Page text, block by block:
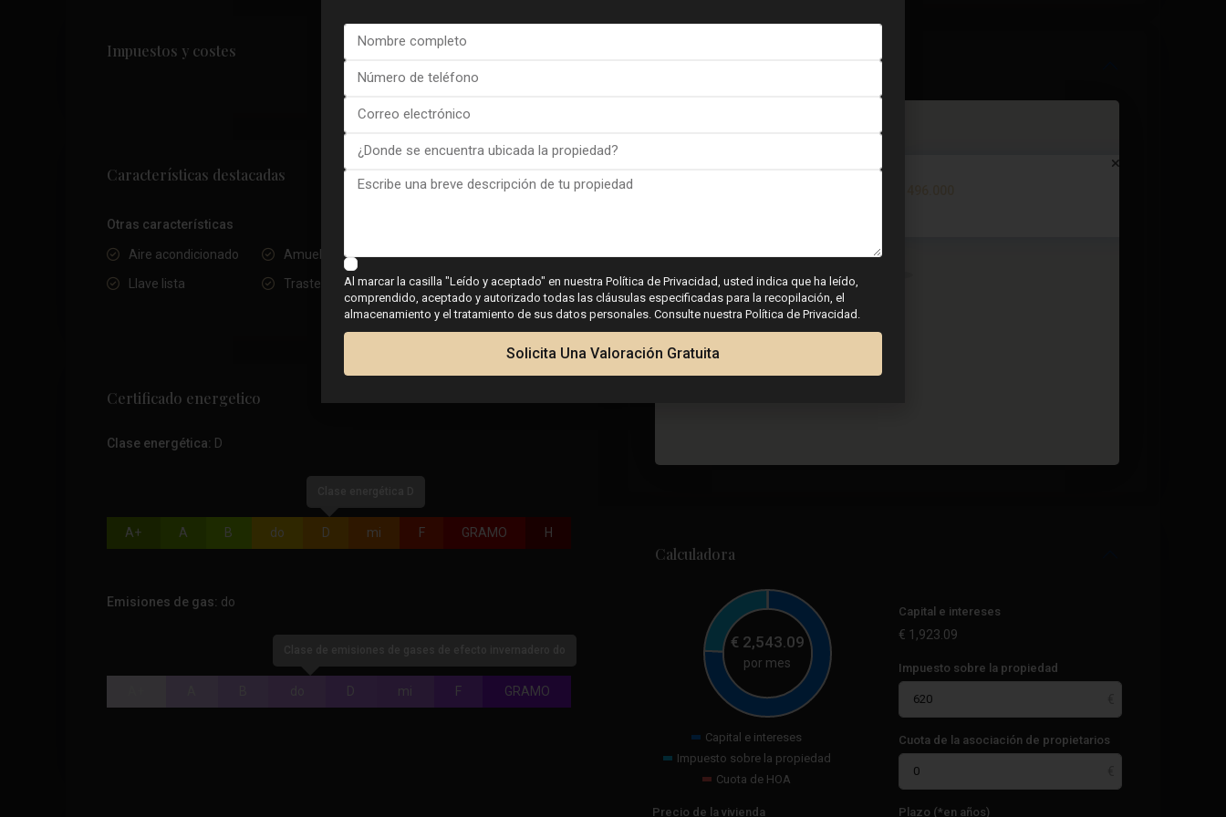
Impuestos y costes
Características destacadas
Otras características
Aire acondicionado Amueblado
Jardín
Llave lista
Trastero
Certificado energetico
Clase energética: D
A+ A B do D mi F GRAMO H
Emisiones de gas: do
D mi F GRAMO
Calculadora
€ 2,543.09
por mes
Capital e intereses
Impuesto sobre la propiedad
Cuota de HOA
Capital e intereses
€ 1,923.09
Impuesto sobre la propiedad
Cuota de la asociación de propietarios
Precio de la vivienda Plazo (*en años)
Al marcar la casilla "Leído y aceptado" en nuestra Política de Privacidad, usted indica que ha leído,
comprendido, aceptado y autorizado todas las cláusulas especificadas para la recopilación, el
almacenamiento y el tratamiento de sus datos personales. Consulte nuestra Política de Privacidad.
Solicita Una Valoración Gratuita